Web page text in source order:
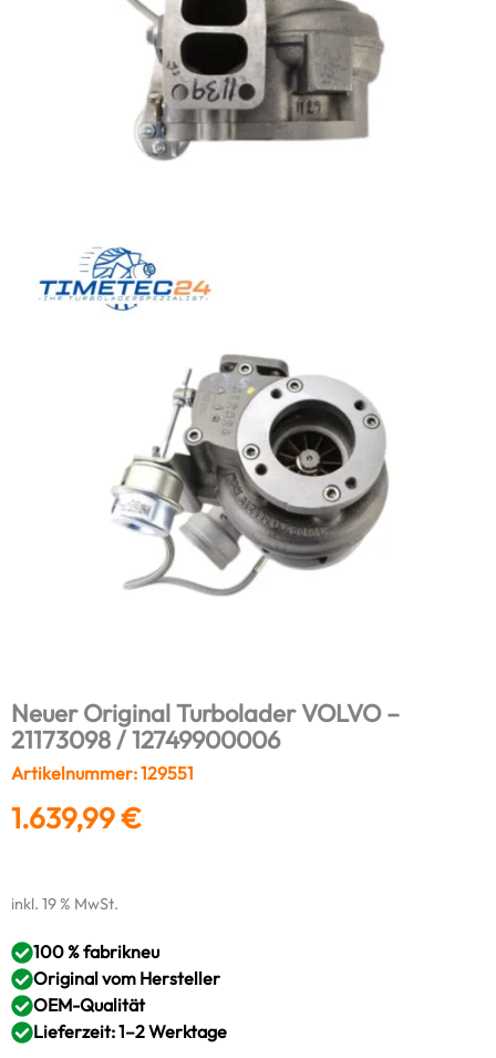
Neuer Original Turbolader VOLVO –
21173098 / 12749900006
Artikelnummer: 129551
1.639,99€
inkl. 19 % MwSt.
100 % fabrikneu
Original vom Hersteller
OEM-Qualität
Lieferzeit: 1–2 Werktage